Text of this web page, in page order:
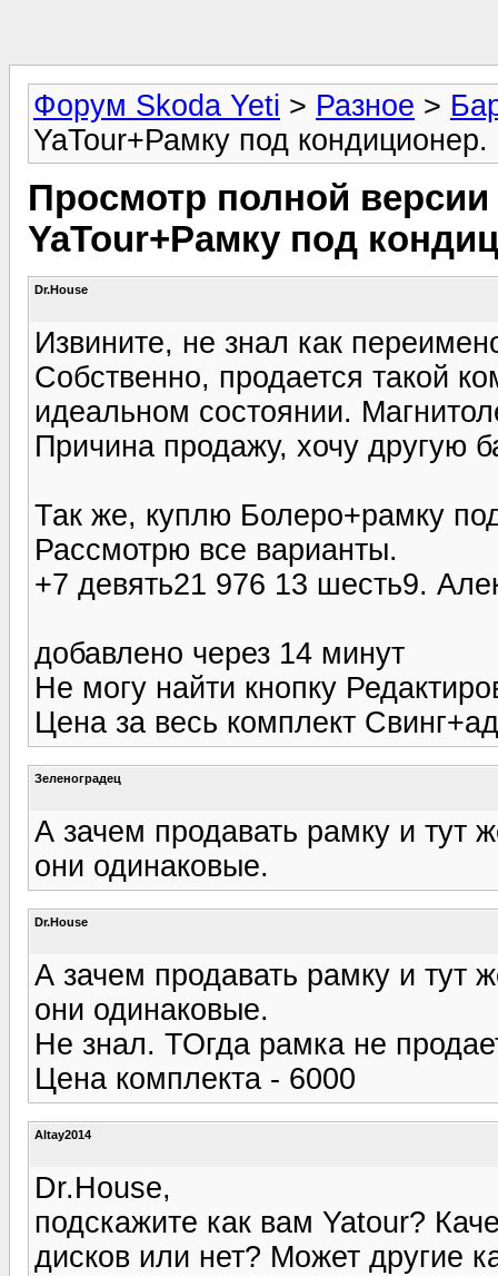
Форум Skoda Yeti > Разное >
YaTour+Рамку под
Просмотр полной
YaTour+Рамку под
Dr.House
Извините, не знал как
Собственно, продается такой
идеальном состоянии.
Причина продажу, хочу другую
Так же, куплю Болеро+рамку
Рассмотрю все варианты.
+7 девять21 976 13 шесть9.
добавлено через 14 минут
Не могу найти кнопку
Цена за весь комплект
Зеленоградец
А зачем продавать рамку и тут
они одинаковые.
Dr.House
А зачем продавать рамку и тут
они одинаковые.
Не знал. ТОгда рамка не
Цена комплекта - 6000
Altay2014
Dr.House,
подскажите как вам Yatour?
дисков или нет? Может другие